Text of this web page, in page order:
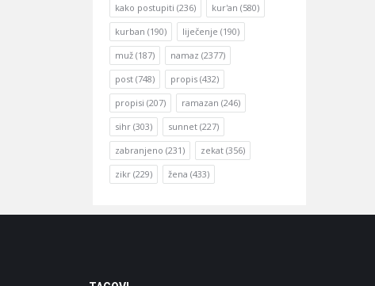
kako postupiti (236) kur'an (580)
kurban (190) liječenje (190)
muž (187) namaz (2377)
post (748) propis (432)
propisi (207) ramazan (246)
sihr (303) sunnet (227)
zabranjeno (231) zekat (356)
zikr (229) žena (433)